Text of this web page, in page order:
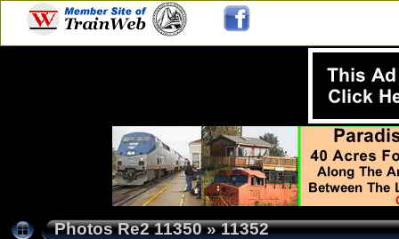
Photos Re2 11350»11352